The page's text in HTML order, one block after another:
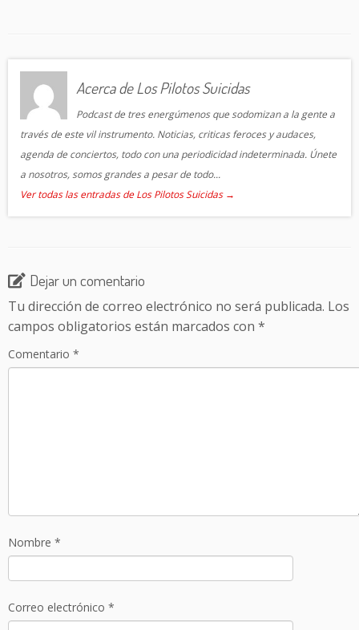
Acerca de Los Pilotos Suicidas
Podcast de tres energúmenos que sodomizan a la gente a
través de este vil instrumento. Noticias, criticas feroces y audaces,
agenda de conciertos, todo con una periodicidad indeterminada. Únete
a nosotros, somos grandes a pesar de todo...
Ver todas las entradas de Los Pilotos Suicidas →
Dejar un comentario
Tu dirección de correo electrónico no será publicada. Los
campos obligatorios están marcados con *
Comentario *
Nombre *
Correo electrónico *